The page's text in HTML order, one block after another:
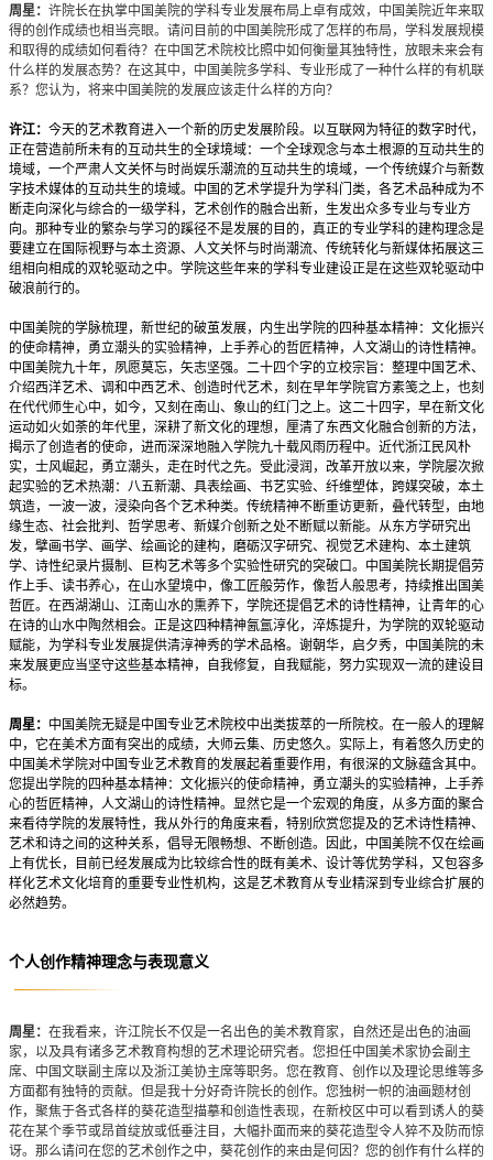
周星： 许院长在执掌中国美院的学科专业发展布局上卓有成效，中国美院近年来取
得的创作成绩也相当亮眼。请问目前的中国美院形成了怎样的布局，学科发展规模
和取得的成绩如何看待？在中国艺术院校比照中如何衡量其独特性，放眼未来会有
什么样的发展态势？在这其中，中国美院多学科、专业形成了一种什么样的有机联
系？您认为，将来中国美院的发展应该走什么样的方向？
许江： 今天的艺术教育进入一个新的历史发展阶段。以互联网为特征的数字时代，
正在营造前所未有的互动共生的全球境域：一个全球观念与本土根源的互动共生的
境域，一个严肃人文关怀与时尚娱乐潮流的互动共生的境域，一个传统媒介与新数
字技术媒体的互动共生的境域。中国的艺术学提升为学科门类，各艺术品种成为不
断走向深化与综合的一级学科，艺术创作的融合出新，生发出众多专业与专业方
向。那种专业的繁杂与学习的蹊径不是发展的目的，真正的专业学科的建构理念是
要建立在国际视野与本土资源、人文关怀与时尚潮流、传统转化与新媒体拓展这三
组相向相成的双轮驱动之中。学院这些年来的学科专业建设正是在这些双轮驱动中
破浪前行的。
中国美院的学脉梳理，新世纪的破茧发展，内生出学院的四种基本精神：文化振兴
的使命精神，勇立潮头的实验精神，上手养心的哲匠精神，人文湖山的诗性精神。
中国美院九十年，夙愿莫忘，矢志坚强。二十四个字的立校宗旨：整理中国艺术、
介绍西洋艺术、调和中西艺术、创造时代艺术，刻在早年学院官方素笺之上，也刻
在代代师生心中，如今，又刻在南山、象山的红门之上。这二十四字，早在新文化
运动如火如荼的年代里，深耕了新文化的理想，厘清了东西文化融合创新的方法，
揭示了创造者的使命，进而深深地融入学院九十载风雨历程中。近代浙江民风朴
实，士风崛起，勇立潮头，走在时代之先。受此浸润，改革开放以来，学院屡次掀
起实验的艺术热潮：八五新潮、具表绘画、书艺实验、纤维塑体，跨媒突破，本土
筑造，一波一波，浸染向各个艺术种类。传统精神不断重访更新，叠代转型，由地
缘生态、社会批判、哲学思考、新媒介创新之处不断赋以新能。从东方学研究出
发，擘画书学、画学、绘画论的建构，磨砺汉字研究、视觉艺术建构、本土建筑
学、诗性纪录片摄制、巨构艺术等多个实验性研究的突破口。中国美院长期提倡劳
作上手、读书养心，在山水望境中，像工匠般劳作，像哲人般思考，持续推出国美
哲匠。在西湖湖山、江南山水的熏养下，学院还提倡艺术的诗性精神，让青年的心
在诗的山水中陶然相会。正是这四种精神氤氲淳化，淬炼提升，为学院的双轮驱动
赋能，为学科专业发展提供清淳神秀的学术品格。谢朝华，启夕秀，中国美院的未
来发展更应当坚守这些基本精神，自我修复，自我赋能，努力实现双一流的建设目
标。
周星： 中国美院无疑是中国专业艺术院校中出类拔萃的一所院校。在一般人的理解
中，它在美术方面有突出的成绩，大师云集、历史悠久。实际上，有着悠久历史的
中国美术学院对中国专业艺术教育的发展起着重要作用，有很深的文脉蕴含其中。
您提出学院的四种基本精神：文化振兴的使命精神，勇立潮头的实验精神，上手养
心的哲匠精神，人文湖山的诗性精神。显然它是一个宏观的角度，从多方面的聚合
来看待学院的发展特性，我从外行的角度来看，特别欣赏您提及的艺术诗性精神、
艺术和诗之间的这种关系，倡导无限畅想、不断创造。因此，中国美院不仅在绘画
上有优长，目前已经发展成为比较综合性的既有美术、设计等优势学科，又包容多
样化艺术文化培育的重要专业性机构，这是艺术教育从专业精深到专业综合扩展的
必然趋势。
个人创作精神理念与表现意义
周星： 在我看来，许江院长不仅是一名出色的美术教育家，自然还是出色的油画
家，以及具有诸多艺术教育构想的艺术理论研究者。您担任中国美术家协会副主
席、中国文联副主席以及浙江美协主席等职务。您在教育、创作以及理论思维等多
方面都有独特的贡献。但是我十分好奇许院长的创作。您独树一帜的油画题材创
作，聚焦于各式各样的葵花造型描摹和创造性表现，在新校区中可以看到诱人的葵
花在某个季节或昂首绽放或低垂注目，大幅扑面而来的葵花造型令人猝不及防而惊
讶。那么请问在您的艺术创作之中，葵花创作的来由是何因？您的创作有什么样的